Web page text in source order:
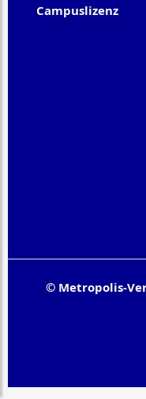
Campuslizenz
© Metropolis-